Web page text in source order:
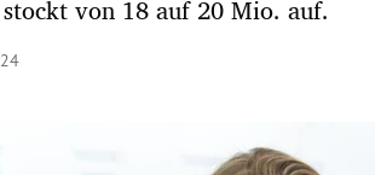
von 18 auf 20 Mio. auf.
öffnen/schließen